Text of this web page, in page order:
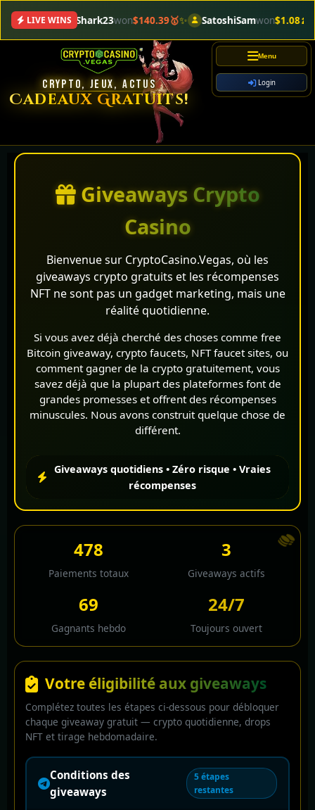
LIVE WINS
SlotShark23won$140.39🥇✨ SatoshiSamwon$1.08🍌🎰
CRYPTO, JEUX, ACTUS
Cadeaux Gratuits!
Menu
Login
Giveaways Crypto
Casino
Bienvenue sur CryptoCasino.Vegas, où les
giveaways crypto gratuits et les récompenses
NFT ne sont pas un gadget marketing, mais une
réalité quotidienne.
Si vous avez déjà cherché des choses comme free
Bitcoin giveaway, crypto faucets, NFT faucet sites, ou
comment gagner de la crypto gratuitement, vous
savez déjà que la plupart des plateformes font de
grandes promesses et offrent des récompenses
minuscules. Nous avons construit quelque chose de
différent.
Giveaways quotidiens • Zéro risque • Vraies
récompenses
578
Paiements totaux
3
Giveaways actifs
76
Gagnants hebdo
24/7
Toujours ouvert
Votre éligibilité aux giveaways
Complétez toutes les étapes ci-dessous pour débloquer
chaque giveaway gratuit — crypto quotidienne, drops
NFT et tirage hebdomadaire.
Conditions des
giveaways
5 étapes
restantes